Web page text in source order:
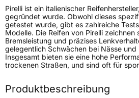
Gewicht (in kg)
8,987 kg
Generelle Merkmale
FahrzeugtypPKW
VerwendungSommerreifen
FahrzeugartPKW & SUV
Pirelli ist ein italienischer
gegründet wurde. Obwohl dieses
getestet wurde, gibt es zahlreiche
Modelle. Die Reifen von Pirelli zeichnen
Bremsleistung und präzises
gelegentlich Schwächen bei Nässe und
Insgesamt bieten sie eine hohe
trockenen Straßen, und sind oft für
Produktbeschreibung